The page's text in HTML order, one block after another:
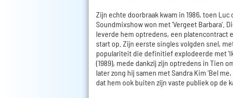
Zijn echte doorbraak kwam in 1986, toen Luc
Soundmixshow won met 'Vergeet Barbara'.
leverde hem optredens, een platencontract
start op. Zijn eerste singles volgden snel,
populariteit die definitief explodeerde met
(1989), mede dankzij zijn optredens in Tien
later zong hij samen met Sandra Kim 'Bel
dat hem ook buiten zijn vaste publiek op de